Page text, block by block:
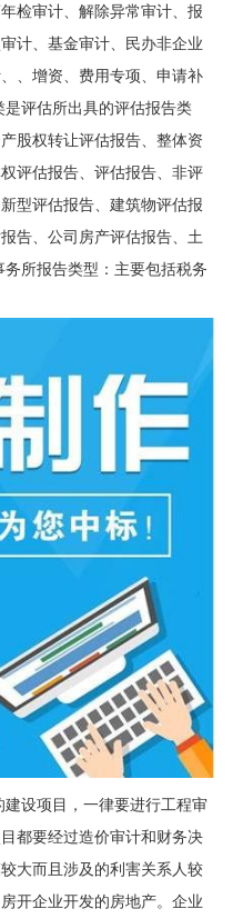
检审计、解除异常审计、报
计、基金审计、民办非企业
、增资、费用专项、申请补
评估所出具的评估报告类
股权转让评估报告、整体资
评估报告、评估报告、非评
型评估报告、建筑物评估报
告、公司房产评估报告、土
报告类型：主要包括税务
项目，一律要进行工程审
都要经过造价审计和财务决
大而且涉及的利害关系人较
开企业开发的房地产。企业